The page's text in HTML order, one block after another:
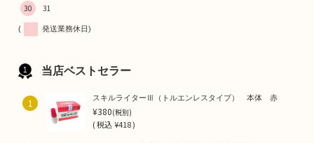
30
31
( 発送業務休日)
当店ベストセラー
1 スキルライターⅢ（トルエンレスタイプ） 本体 赤
¥380(税別)
(税込¥418 )